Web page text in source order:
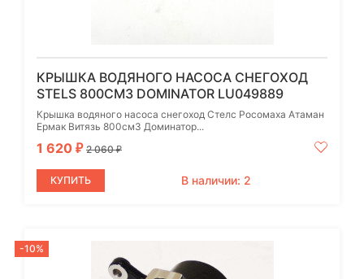
КРЫШКА ВОДЯНОГО НАСОСА СНЕГОХОД
STELS 800СМ3 DOMINATOR LU049889
Крышка водяного насоса снегоход Стелс Росомаха Атаман
Ермак Витязь 800см3 Доминатор...
1 620 ₽ 2 060₽
КУПИТЬ В наличии: 2
-10%